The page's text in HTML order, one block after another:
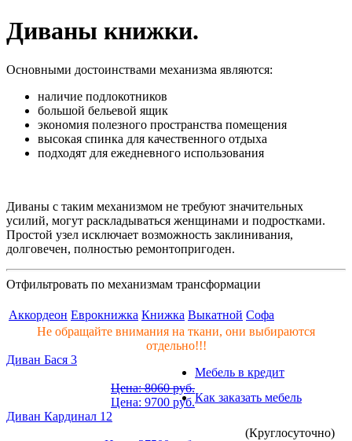
Диваны книжки.
Основными достоинствами механизма являются:
наличие подлокотников
большой бельевой ящик
экономия полезного пространства помещения
высокая спинка для качественного отдыха
подходят для ежедневного использования
Диваны с таким механизмом не требуют значительных
усилий, могут раскладываться женщинами и подростками.
Простой узел исключает возможность заклинивания,
долговечен, полностью ремонтопригоден.
Отфильтровать по механизмам трансформации
Аккордеон Еврокнижка Книжка Выкатной Софа
Не обращайте внимания на ткани, они выбираются
отдельно!!!
Диван Бася 3
Цена: 8060 руб.
Цена: 9700 руб.
Диван Кардинал 12
Мебель в кредит
Как заказать мебель
(Круглосуточно)